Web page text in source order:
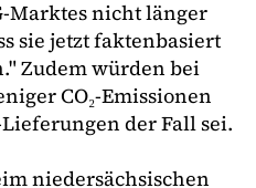
Marktes nicht länger
sie jetzt faktenbasiert
Zudem würden bei
CO₂-Emissionen
der Fall sei.
niedersächsischen